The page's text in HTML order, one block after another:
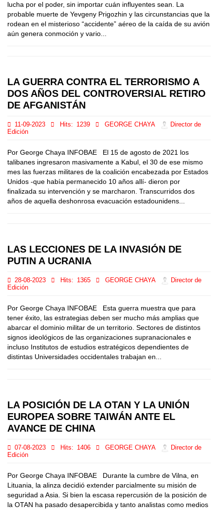
lucha por el poder, sin importar cuán influyentes sean. La
probable muerte de Yevgeny Prigozhin y las circunstancias que la
rodean en el misterioso “accidente” aéreo de la caída de su avión
aún genera conmoción y vario...
LA GUERRA CONTRA EL TERRORISMO A
DOS AÑOS DEL CONTROVERSIAL RETIRO
DE AFGANISTÁN
11-09-2023 Hits: 1239 GEORGE CHAYA
Director de
Edición
Por George Chaya INFOBAE El 15 de agosto de 2021 los
talibanes ingresaron masivamente a Kabul, el 30 de ese mismo
mes las fuerzas militares de la coalición encabezada por Estados
Unidos -que había permanecido 10 años allí- dieron por
finalizada su intervención y se marcharon. Transcurridos dos
años de aquella deshonrosa evacuación estadounidens...
LAS LECCIONES DE LA INVASIÓN DE
PUTIN A UCRANIA
28-08-2023 Hits: 1365 GEORGE CHAYA
Director de
Edición
Por George Chaya INFOBAE Esta guerra muestra que para
tener éxito, las estrategias deben ser mucho más amplias que
abarcar el dominio militar de un territorio. Sectores de distintos
signos ideológicos de las organizaciones supranacionales e
incluso Institutos de estudios estratégicos dependientes de
distintas Universidades occidentales trabajan en...
LA POSICIÓN DE LA OTAN Y LA UNIÓN
EUROPEA SOBRE TAIWÁN ANTE EL
AVANCE DE CHINA
07-08-2023 Hits: 1406 GEORGE CHAYA
Director de
Edición
Por George Chaya INFOBAE Durante la cumbre de Vilna, en
Lituania, la alinza decidió extender parcialmente su misión de
seguridad a Asia. Si bien la escasa repercusión de la posición de
la OTAN ha pasado desapercibida y tanto analistas como medios